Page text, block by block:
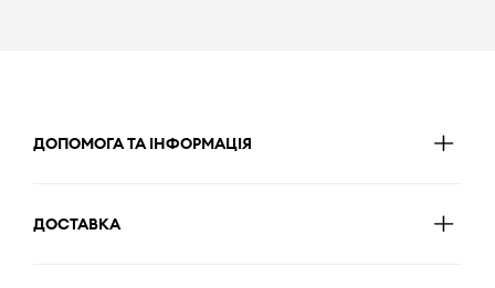
ДОПОМОГА ТА ІНФОРМАЦІЯ
ДОСТАВКА